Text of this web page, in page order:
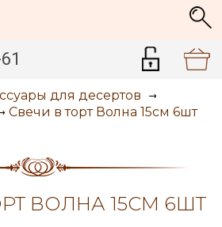
для десертов
Свечи в торт Волна 15см 6шт
ВОЛНА 15СМ 6ШТ